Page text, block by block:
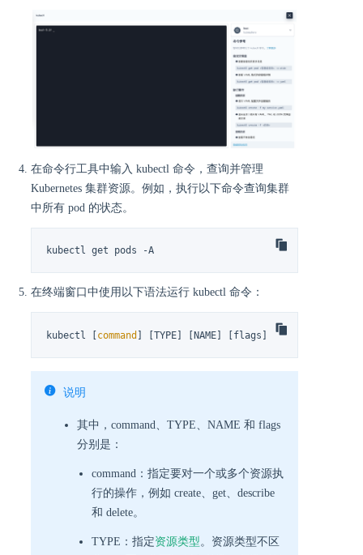
在命令行工具中输入 kubectl 命令，查询并管理
Kubernetes 集群资源。例如，执行以下命令查询集群
中所有 pod 的状态。
kubectl get pods -A
在终端窗口中使用以下语法运行 kubectl 命令：
kubectl [command ] [TYPE] [NAME] [flags]
说明
其中，command、TYPE、NAME 和 flags
分别是：
command：指定要对一个或多个资源执
行的操作，例如 create、get、describe
和 delete。
TYPE：指定资源类型。资源类型不区